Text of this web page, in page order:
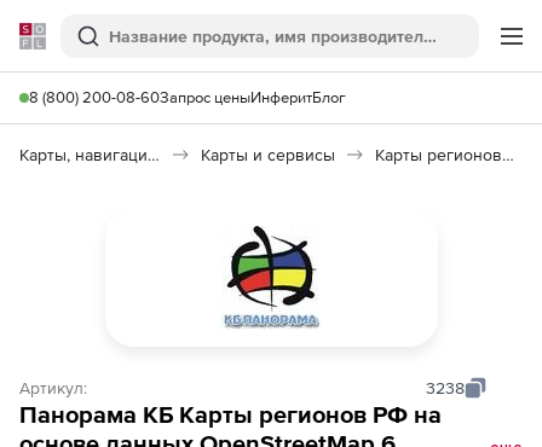
Softline
Поиск
8 (800) 200-08-60Запрос ценыИнферитБлог
Карты, навигация, путешествия Карты и сервисы Карты регионов РФ в формате SXF
Артикул: 3238
Панорама КБ Карты регионов РФ на